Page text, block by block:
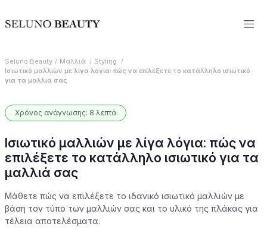
Seluno Beauty Μαλλιά
Styling
Ισιωτικό μαλλιών με λίγα λόγια: πώς να επιλέξετε το κατάλληλο ισιωτικό
για τα μαλλιά σας
Χρόνος ανάγνωσης: 8 λεπτά
Ισιωτικό μαλλιών με λίγα λόγια: πώς να
επιλέξετε το κατάλληλο ισιωτικό για τα
μαλλιά σας
Μάθετε πώς να επιλέξετε το ιδανικό ισιωτικό μαλλιών με
βάση τον τύπο των μαλλιών σας και το υλικό της πλάκας για
τέλεια αποτελέσματα.